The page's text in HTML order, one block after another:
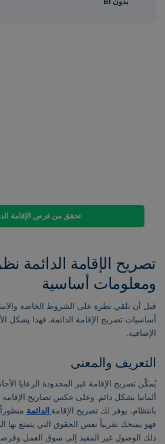
تحقق من فرص الإقامة
تصريح الإقامة الدائمة
ومعلومات أساسية
قبل أن نلقي نظرة على الشروط الخاصة
أساسيات تصريح الإقامة الدائمة. فهذا يشكل
الإضافية.
التعريف والمعنى
يُمكّن تصريح الإقامة غير المحدودة الرعايا
ألمانيا بشكل دائم. وعلى عكس تصاريح الإقامة
بانتظام، يوفر لك تصريح الإقامة الدائمة
فهو يمنحك تقريباً نفس الحقوق التي يتمتع بها
ذلك الوصول غير المقيد إلى سوق العمل وفرصة